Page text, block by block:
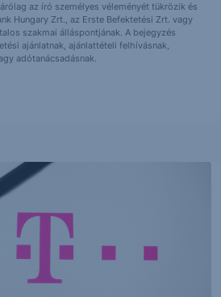
az író személyes véleményét tükrözik és
Hungary Zrt., az Erste Befektetési Zrt. vagy
szakmai álláspontjának. A bejegyzés
ajánlatnak, ajánlattételi felhívásnak,
adótanácsadásnak.